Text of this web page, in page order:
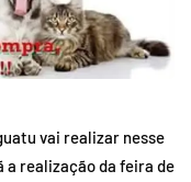
vai realizar nesse
a realização da feira de